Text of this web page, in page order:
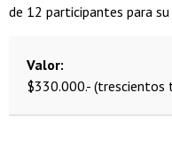
de 12 participantes para
Valor
$330.000.- (trescientos